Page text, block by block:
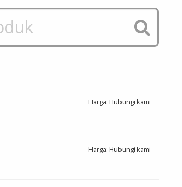
Harga: Hubungi kami
Harga: Hubungi kami